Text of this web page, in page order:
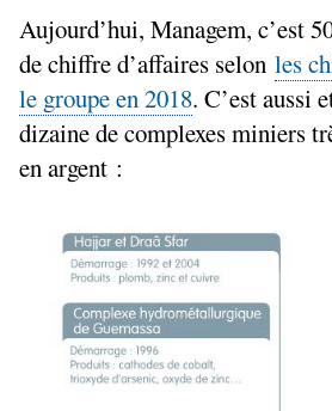
Aujourd’hui, Managem, c’est
de chiffre d’affaires selon les
le groupe en 2018. C’est aussi
dizaine de complexes miniers
en argent :